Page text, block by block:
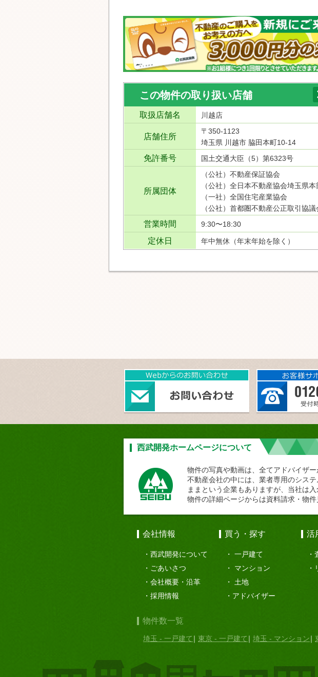
この物件の取り扱い店舗
取扱店舗名 川越店
店舗住所
〒350-1123
埼玉県 川越市 脇田本町10-14
免許番号 国土交通大臣（5）第6323号
所属団体
（公社）不動産保証協会
（公社）全日本不動産協会埼玉県本
（一社）全国住宅産業協会
（公社）首都圏不動産公正取引協議
営業時間 9:30〜18:30
定休日 年中無休（年末年始を除く）
西武開発ホームページについて
物件の写真や動画は、全てアドバイザ
不動産会社の中には、業者専用のシス
ままという企業もありますが、当社は
物件の詳細ページからは資料請求・物
会社情報
西武開発について
ごあいさつ
会社概要・沿革
採用情報
買う・探す
一戸建て
マンション
土地
アドバイザー
活
物件数一覧
埼玉 - 一戸建て 東京 - 一戸建て 埼玉 - マンション